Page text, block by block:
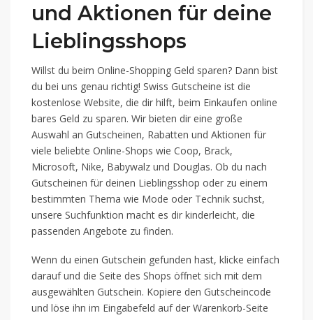
und Aktionen für deine
Lieblingsshops
Willst du beim Online-Shopping Geld sparen? Dann bist
du bei uns genau richtig! Swiss Gutscheine ist die
kostenlose Website, die dir hilft, beim Einkaufen online
bares Geld zu sparen. Wir bieten dir eine große
Auswahl an Gutscheinen, Rabatten und Aktionen für
viele beliebte Online-Shops wie Coop, Brack,
Microsoft, Nike, Babywalz und Douglas. Ob du nach
Gutscheinen für deinen Lieblingsshop oder zu einem
bestimmten Thema wie Mode oder Technik suchst,
unsere Suchfunktion macht es dir kinderleicht, die
passenden Angebote zu finden.
Wenn du einen Gutschein gefunden hast, klicke einfach
darauf und die Seite des Shops öffnet sich mit dem
ausgewählten Gutschein. Kopiere den Gutscheincode
und löse ihn im Eingabefeld auf der Warenkorb-Seite